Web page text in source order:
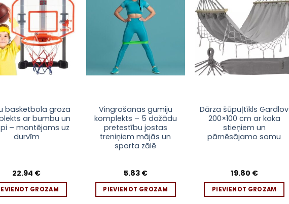
Pievienot
sarakstam
basketbola groza
ar bumbu un
– montējams uz
durvīm
22.94 €
GROZAM
Pievienot
sarakstam
Vingrošanas gumiju
komplekts – 5 dažādu
pretestību jostas
treniņiem mājās un
sporta zālē
5.83 €
PIEVIENOT GROZAM
Pievienot
sarakstam
Dārza šūpuļtīkls Gardlov
200×100 cm ar koka
stieņiem un
pārnēsājamo somu
19.80 €
PIEVIENOT GROZAM